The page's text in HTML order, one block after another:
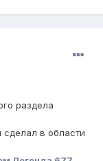
раздела
сделал в области